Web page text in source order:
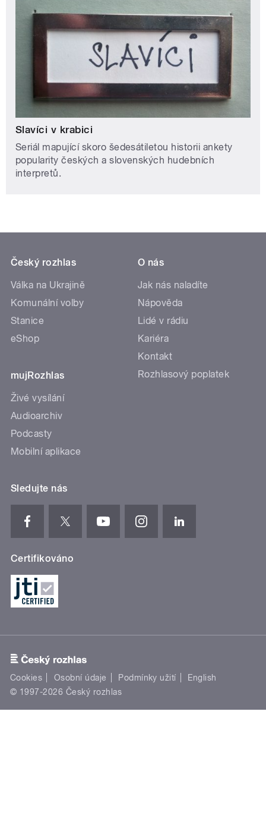
Slavíci v krabici
Seriál mapující skoro šedesátiletou historii ankety
popularity českých a slovenských hudebních
interpretů.
Český rozhlas
Válka na Ukrajině
Komunální volby
Stanice
eShop
mujRozhlas
Živé vysílání
Audioarchiv
Podcasty
Mobilní aplikace
O nás
Jak nás naladíte
Nápověda
Lidé v rádiu
Kariéra
Kontakt
Rozhlasový poplatek
Sledujte nás
Certifikováno
Cookies Osobní údaje Podmínky užití
English
© 1997-2026 Český rozhlas